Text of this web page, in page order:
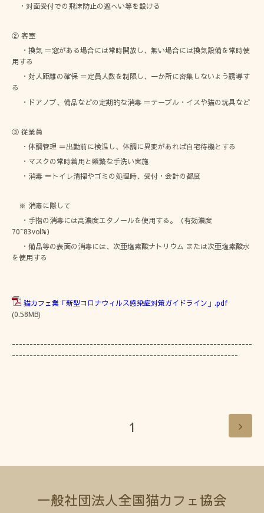
・対面受付での飛沫防止の遮へい等を設ける
② 客室
・換気 ＝窓がある場合には常時開放し、無い場合には換気設備を常時使
用する
・対人距離の確保 ＝定員人数を制限し、一か所に密集しないよう誘導す
る
・ドアノブ、備品などの定期的な消毒 ＝テーブル・イスや猫の玩具など
③ 従業員
・体調管理 ＝出勤前に検温し、体調に異変があれば自宅待機とする
・マスクの常時着用と頻繁な手洗い実施
・消毒 ＝トイレ清掃やゴミの処理時、受付・会計の都度
※ 消毒に際して
・手指の消毒には高濃度エタノールを使用する。（有効濃度
70~83vol%）
・備品等の表面の消毒には、次亜塩素酸ナトリウム または次亜塩素酸水
を使用する
猫カフェ業「新型コロナウィルス感染症対策ガイドライン」.pdf
(0.58MB)
--------------------------------------------------------------------
----------------------------------------------------------------
1
一般社団法人全国猫カフェ協会